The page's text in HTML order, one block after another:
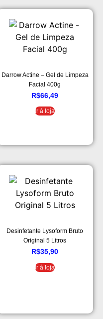
Darrow Actine – Gel de Limpeza
Facial 400g
R$66,49
Ir à loja
Desinfetante Lysoform Bruto
Original 5 Litros
R$35,90
Ir à loja